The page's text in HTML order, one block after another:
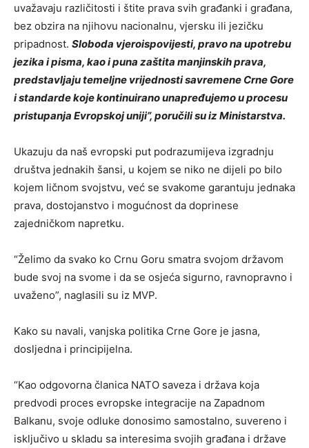
uvažavaju različitosti i štite prava svih građanki i građana,
bez obzira na njihovu nacionalnu, vjersku ili jezičku
pripadnost. Sloboda vjeroispovijesti, pravo na upotrebu
jezika i pisma, kao i puna zaštita manjinskih prava,
predstavljaju temeljne vrijednosti savremene Crne Gore
i standarde koje kontinuirano unapređujemo u procesu
pristupanja Evropskoj uniji”, poručili su iz Ministarstva.
Ukazuju da naš evropski put podrazumijeva izgradnju
društva jednakih šansi, u kojem se niko ne dijeli po bilo
kojem ličnom svojstvu, već se svakome garantuju jednaka
prava, dostojanstvo i mogućnost da doprinese
zajedničkom napretku.
“Želimo da svako ko Crnu Goru smatra svojom državom
bude svoj na svome i da se osjeća sigurno, ravnopravno i
uvaženo”, naglasili su iz MVP.
Kako su navali, vanjska politika Crne Gore je jasna,
dosljedna i principijelna.
“Kao odgovorna članica NATO saveza i država koja
predvodi proces evropske integracije na Zapadnom
Balkanu, svoje odluke donosimo samostalno, suvereno i
isključivo u skladu sa interesima svojih građana i države